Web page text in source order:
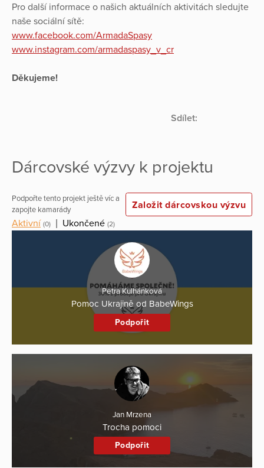
Pro další informace o našich aktuálních aktivitách sledujte
naše sociální sítě:
www.facebook.com/ArmadaSpasy
www.instagram.com/armadaspasy_v_cr
Děkujeme!
Sdílet:
Dárcovské výzvy k projektu
Podpořte tento projekt ještě víc a
zapojte kamarády
Založit dárcovskou výzvu
Aktivní (0) Ukončené (2)
Petra Kulhánková
Pomoc Ukrajině od BabeWings
Podpořit
Jan Mrzena
Trocha pomoci
Podpořit